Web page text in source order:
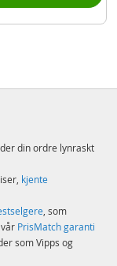
din ordre lynraskt
kjente
, som
PrisMatch garanti
som Vipps og